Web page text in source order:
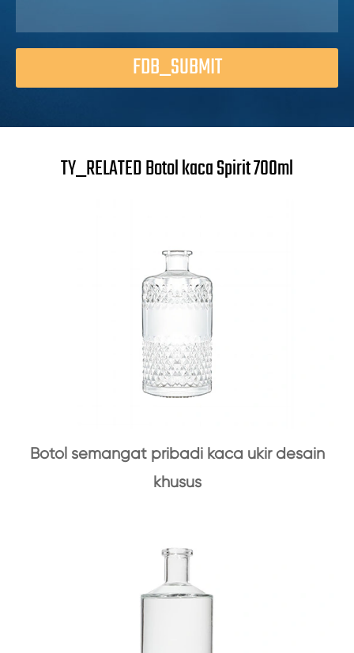
FDB_SUBMIT
TY_RELATED Botol kaca Spirit 700ml
Botol semangat pribadi kaca ukir desain
khusus